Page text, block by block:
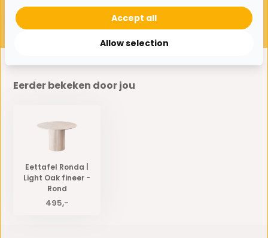
Eerder bekeken door jou
Eettafel Ronda |
Light Oak fineer -
Rond
495,-
Allow selection
Accept all